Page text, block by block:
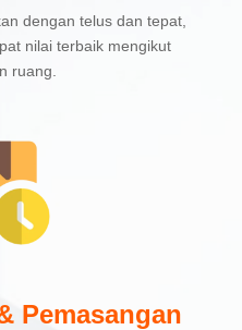
dengan telus dan tepat,
nilai terbaik mengikut
ruang.
Pemasangan